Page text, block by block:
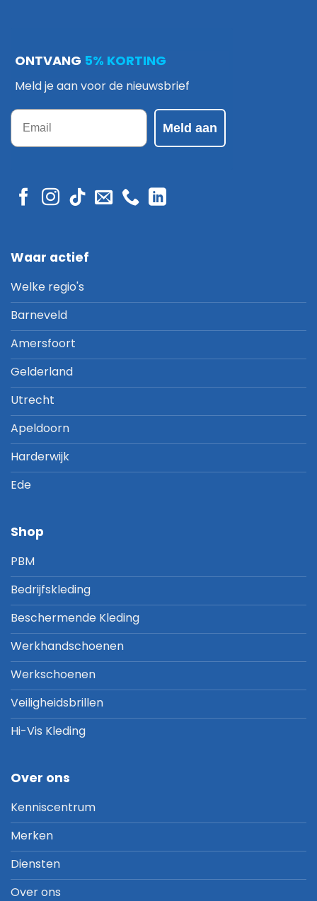
ONTVANG 5% KORTING
Meld je aan voor de nieuwsbrief
Email
Meld aan
Waar actief
Welke regio's
Barneveld
Amersfoort
Gelderland
Utrecht
Apeldoorn
Harderwijk
Ede
Shop
PBM
Bedrijfskleding
Beschermende Kleding
Werkhandschoenen
Werkschoenen
Veiligheidsbrillen
Hi-Vis Kleding
Over ons
Kenniscentrum
Merken
Diensten
Over ons